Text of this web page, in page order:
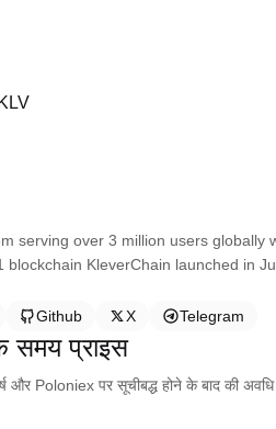
KLV
serving over 3 million users
blockchain KleverChain launched in
Github X Telegram
समय प्राइस
और Poloniex पर सूचीबद्ध होने के बाद की